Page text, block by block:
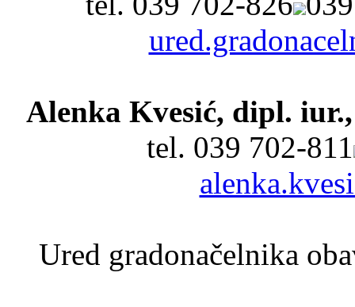
Alenka Kvesić, dipl.
tel. 039 702-811
Ured gradonačelnika